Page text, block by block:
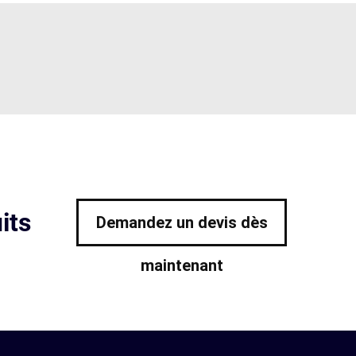
Demandez un devis dès
maintenant